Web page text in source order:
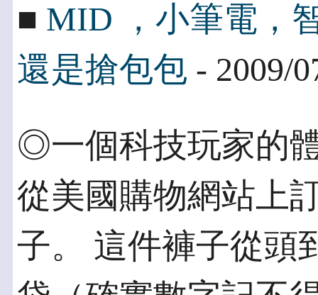
■ MID ，小筆電，
還是搶包包 - 2009/
◎一個科技玩家的
從美國購物網站上
子。 這件褲子從頭